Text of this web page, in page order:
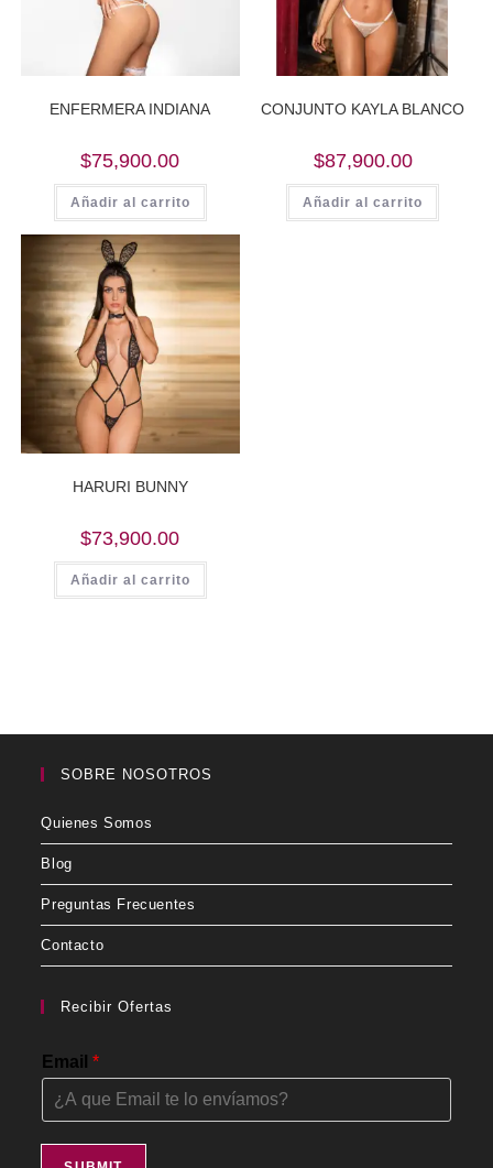
ENFERMERA INDIANA
$75,900.00
Añadir al carrito
CONJUNTO KAYLA BLANCO
$87,900.00
Añadir al carrito
HARURI BUNNY
$73,900.00
Añadir al carrito
SOBRE NOSOTROS
Quienes Somos
Blog
Preguntas Frecuentes
Contacto
Recibir Ofertas
Email*